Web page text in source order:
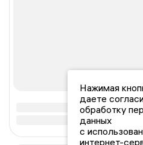
Нажимая
даете
обработку
данных
с
интернет-